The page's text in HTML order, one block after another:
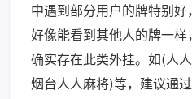
中遇到部分用户的牌特别
好像能看到其他人的牌一样
确实存在此类外挂。如(人
烟台人人麻将)等，建议通